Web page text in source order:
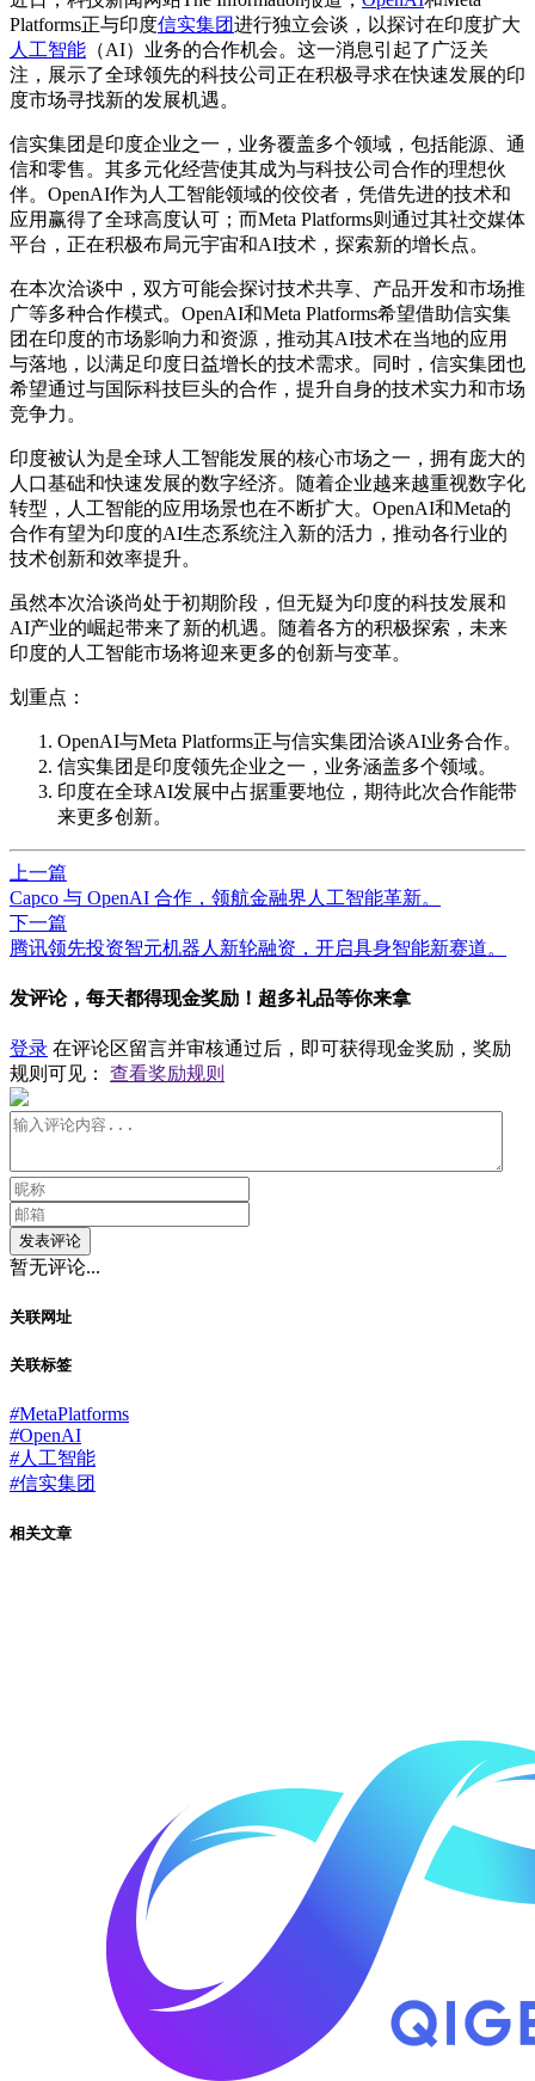
Platforms正与印度信实集团进行独立会谈，以探讨在印度扩大
人工智能 （AI）业务的合作机会。这一消息引起了广泛关
注，展示了全球领先的科技公司正在积极寻求在快速发展的印
度市场寻找新的发展机遇。
信实集团是印度企业之一，业务覆盖多个领域，包括能源、通
信和零售。其多元化经营使其成为与科技公司合作的理想伙
伴。OpenAI作为人工智能领域的佼佼者，凭借先进的技术和
应用赢得了全球高度认可；而Meta Platforms则通过其社交媒体
平台，正在积极布局元宇宙和AI技术，探索新的增长点。
在本次洽谈中，双方可能会探讨技术共享、产品开发和市场推
广等多种合作模式。OpenAI和Meta Platforms希望借助信实集
团在印度的市场影响力和资源，推动其AI技术在当地的应用
与落地，以满足印度日益增长的技术需求。同时，信实集团也
希望通过与国际科技巨头的合作，提升自身的技术实力和市场
竞争力。
印度被认为是全球人工智能发展的核心市场之一，拥有庞大的
人口基础和快速发展的数字经济。随着企业越来越重视数字化
转型，人工智能的应用场景也在不断扩大。OpenAI和Meta的
合作有望为印度的AI生态系统注入新的活力，推动各行业的
技术创新和效率提升。
虽然本次洽谈尚处于初期阶段，但无疑为印度的科技发展和
AI产业的崛起带来了新的机遇。随着各方的积极探索，未来
印度的人工智能市场将迎来更多的创新与变革。
划重点：
OpenAI与Meta Platforms正与信实集团洽谈AI业务合作。
信实集团是印度领先企业之一，业务涵盖多个领域。
印度在全球AI发展中占据重要地位，期待此次合作能带
来更多创新。
上一篇
Capco 与 OpenAI 合作，领航金融界人工智能革新。
下一篇
腾讯领先投资智元机器人新轮融资，开启具身智能新赛道。
发评论，每天都得现金奖励！超多礼品等你来拿
登录 在评论区留言并审核通过后，即可获得现金奖励，奖励
规则可见： 查看奖励规则
发表评论
暂无评论...
关联网址
关联标签
#MetaPlatforms
#OpenAI
#人工智能
#信实集团
相关文章